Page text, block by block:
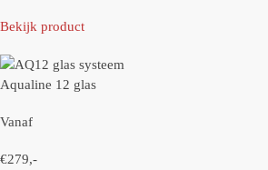
Bekijk product
Aqualine 12 glas
Vanaf
€279,-